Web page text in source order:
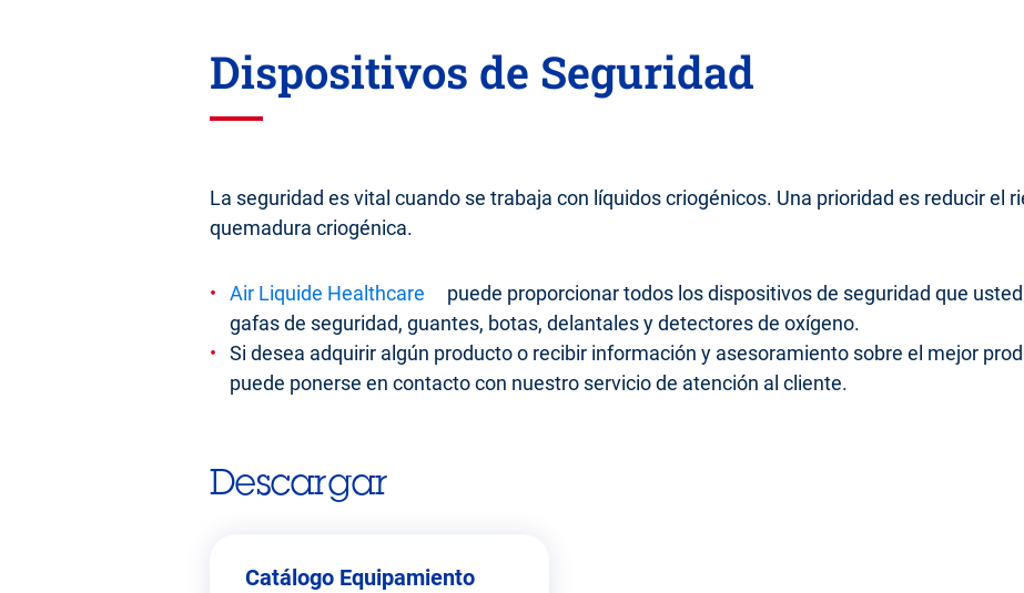
Dispositivos de Seguridad
La seguridad es vital cuando se trabaja con líquidos criogénicos. Una prioridad es reducir el
quemadura criogénica.
Air Liquide Healthcare
puede proporcionar todos los dispositivos de seguridad que
gafas de seguridad, guantes, botas, delantales y detectores de oxígeno.
Si desea adquirir algún producto o recibir información y asesoramiento sobre el mejor
puede ponerse en contacto con nuestro servicio de atención al cliente.
Descargar
Catálogo Equipamiento